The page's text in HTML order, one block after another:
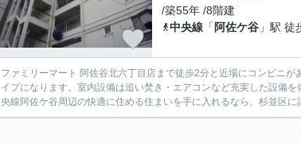
/築55年 /8階建
中央線 「 阿佐ケ谷 」駅 徒
ファミリーマート 阿佐谷北六丁目店まで徒歩2分と近場にコンビニ
イプになります。室内設備は追い焚き・エアコンなど充実した設備
央線阿佐ケ谷周辺の快適に住める住まいを手に入れるなら、杉並区